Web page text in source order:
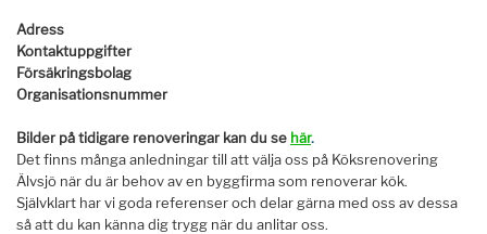
Adress
Kontaktuppgifter
Försäkringsbolag
Organisationsnummer
Bilder på tidigare renoveringar kan du se här.
Det finns många anledningar till att välja oss på Köksrenovering
Älvsjö när du är behov av en byggfirma som renoverar kök.
Självklart har vi goda referenser och delar gärna med oss av dessa
så att du kan känna dig trygg när du anlitar oss.